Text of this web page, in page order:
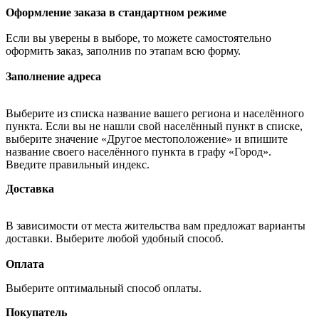
Оформление заказа в стандартном режиме
Если вы уверены в выборе, то можете самостоятельно
оформить заказ, заполнив по этапам всю форму.
Заполнение адреса
Выберите из списка название вашего региона и населённого
пункта. Если вы не нашли свой населённый пункт в списке,
выберите значение «Другое местоположение» и впишите
название своего населённого пункта в графу «Город».
Введите правильный индекс.
Доставка
В зависимости от места жительства вам предложат варианты
доставки. Выберите любой удобный способ.
Оплата
Выберите оптимальный способ оплаты.
Покупатель